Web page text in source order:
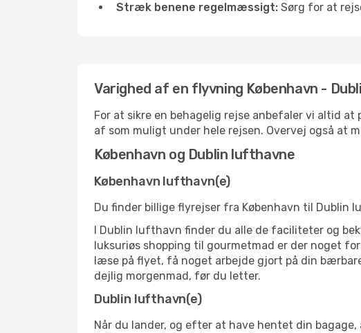
Stræk benene regelmæssigt: Sørg for at
Varighed af en flyvning København -
For at sikre en behagelig rejse anbefaler vi altid
af som muligt under hele rejsen. Overvej også at
København og Dublin lufthavne
København lufthavn(e)
Du finder billige flyrejser fra København til Dublin
I Dublin lufthavn finder du alle de faciliteter og
luksuriøs shopping til gourmetmad er der noget
læse på flyet, få noget arbejde gjort på din
dejlig morgenmad, før du letter.
Dublin lufthavn(e)
Når du lander, og efter at have hentet din